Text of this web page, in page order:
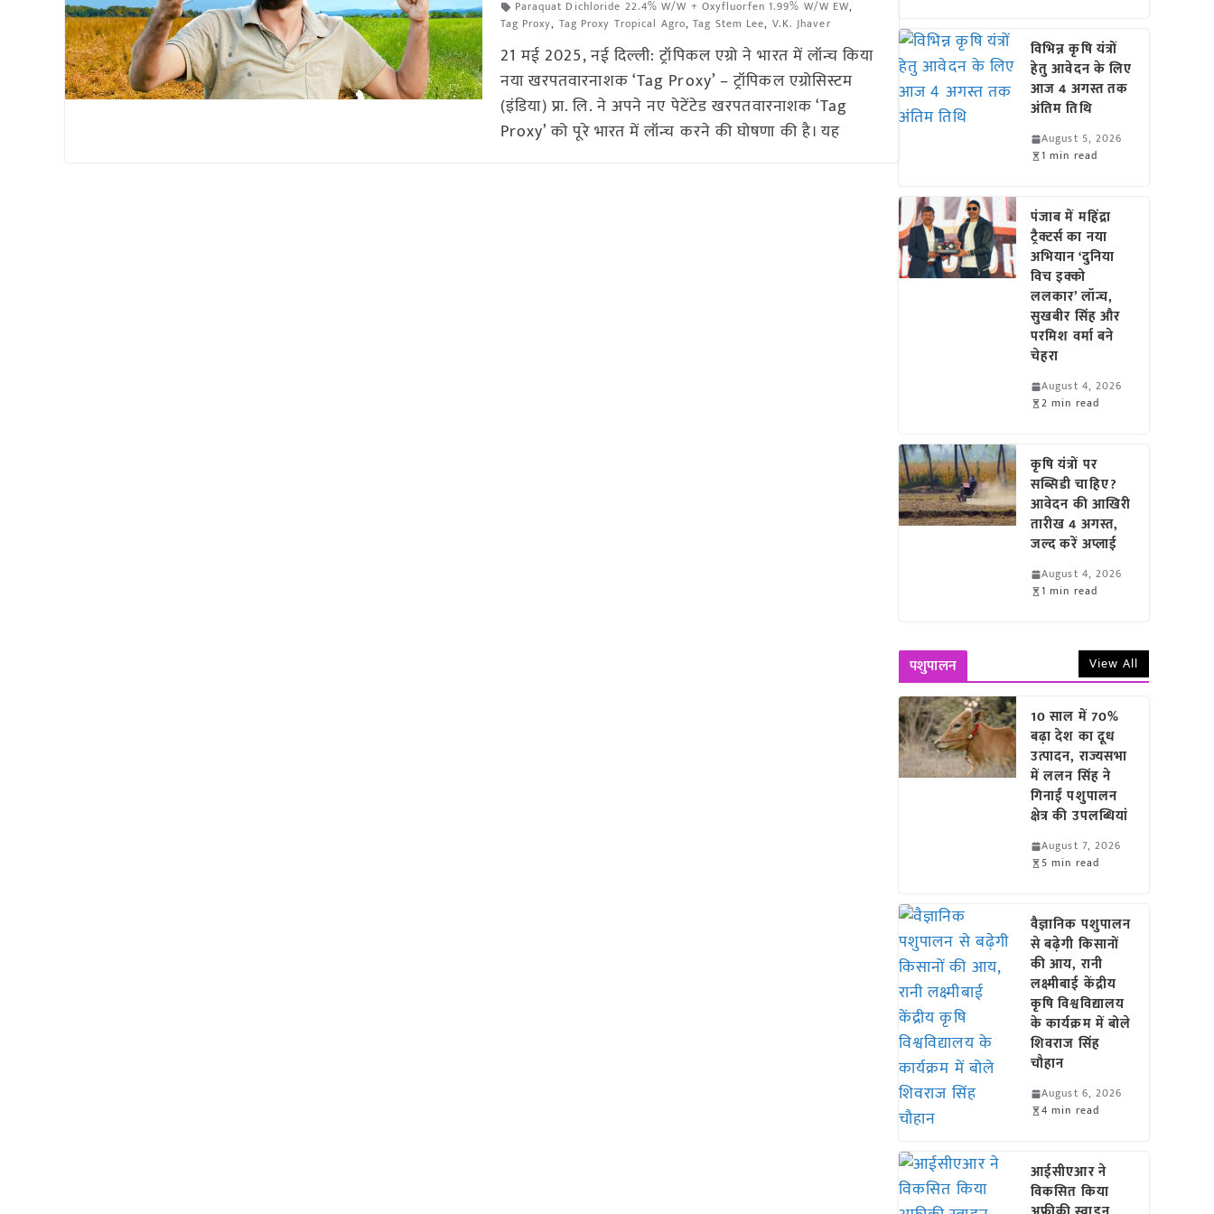
Paraquat Dichloride 22.4% W/W + Oxyfluorfen 1.99% W/W EW,
Tag Proxy, Tag Proxy Tropical Agro,Tag Stem Lee, V.K. Jhaver
21 मई 2025, नई दिल्ली: ट्रॉपिकल एग्रो ने भारत में लॉन्च किया
नया खरपतवारनाशक ‘Tag Proxy’ – ट्रॉपिकल एग्रोसिस्टम
(इंडिया) प्रा. लि. ने अपने नए पेटेंटेड खरपतवारनाशक ‘Tag
Proxy’ को पूरे भारत में लॉन्च करने की घोषणा की है। यह
विभिन्न कृषि यंत्रों
हेतु आवेदन के लिए
आज 4 अगस्त तक
अंतिम तिथि
August 5, 2026
1 min read
पंजाब में महिंद्रा
ट्रैक्टर्स का नया
अभियान ‘दुनिया
विच इक्को
ललकार’ लॉन्च,
सुखबीर सिंह और
परमिश वर्मा बने
चेहरा
August 4, 2026
2 min read
कृषि यंत्रों पर
सब्सिडी चाहिए?
आवेदन की आखिरी
तारीख 4 अगस्त,
जल्द करें अप्लाई
August 4, 2026
1 min read
पशुपालन View All
10 साल में 70%
बढ़ा देश का दूध
उत्पादन, राज्यसभा
में ललन सिंह ने
गिनाईं पशुपालन
क्षेत्र की उपलब्धियां
August 7, 2026
5 min read
वैज्ञानिक पशुपालन
से बढ़ेगी किसानों
की आय, रानी
लक्ष्मीबाई केंद्रीय
कृषि विश्वविद्यालय
के कार्यक्रम में बोले
शिवराज सिंह
चौहान
August 6, 2026
4 min read
आईसीएआर ने
विकसित किया